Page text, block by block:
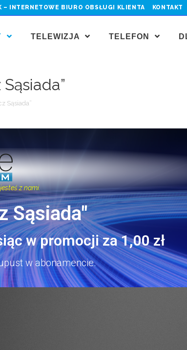
– INTERNETOWE BIURO OBSŁUGI KLIENTA KONTAKT
TELEWIZJA TELEFON
Sąsiada”
z nami.
Sąsiada"
w promocji za 1,00 zł
w abonamencie.